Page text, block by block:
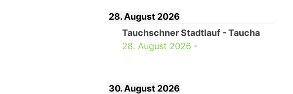
28. August 2026
Tauchschner Stadtlauf - Taucha
28. August 2026 -
30. August 2026